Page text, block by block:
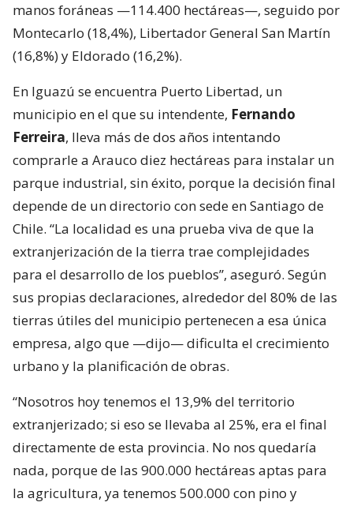
manos foráneas —114.400 hectáreas—, seguido por
Montecarlo (18,4%), Libertador General San Martín
(16,8%) y Eldorado (16,2%).
En Iguazú se encuentra Puerto Libertad, un
municipio en el que su intendente, Fernando
Ferreira, lleva más de dos años intentando
comprarle a Arauco diez hectáreas para instalar un
parque industrial, sin éxito, porque la decisión final
depende de un directorio con sede en Santiago de
Chile. “La localidad es una prueba viva de que la
extranjerización de la tierra trae complejidades
para el desarrollo de los pueblos”, aseguró. Según
sus propias declaraciones, alrededor del 80% de las
tierras útiles del municipio pertenecen a esa única
empresa, algo que —dijo— dificulta el crecimiento
urbano y la planificación de obras.
“Nosotros hoy tenemos el 13,9% del territorio
extranjerizado; si eso se llevaba al 25%, era el final
directamente de esta provincia. No nos quedaría
nada, porque de las 900.000 hectáreas aptas para
la agricultura, ya tenemos 500.000 con pino y